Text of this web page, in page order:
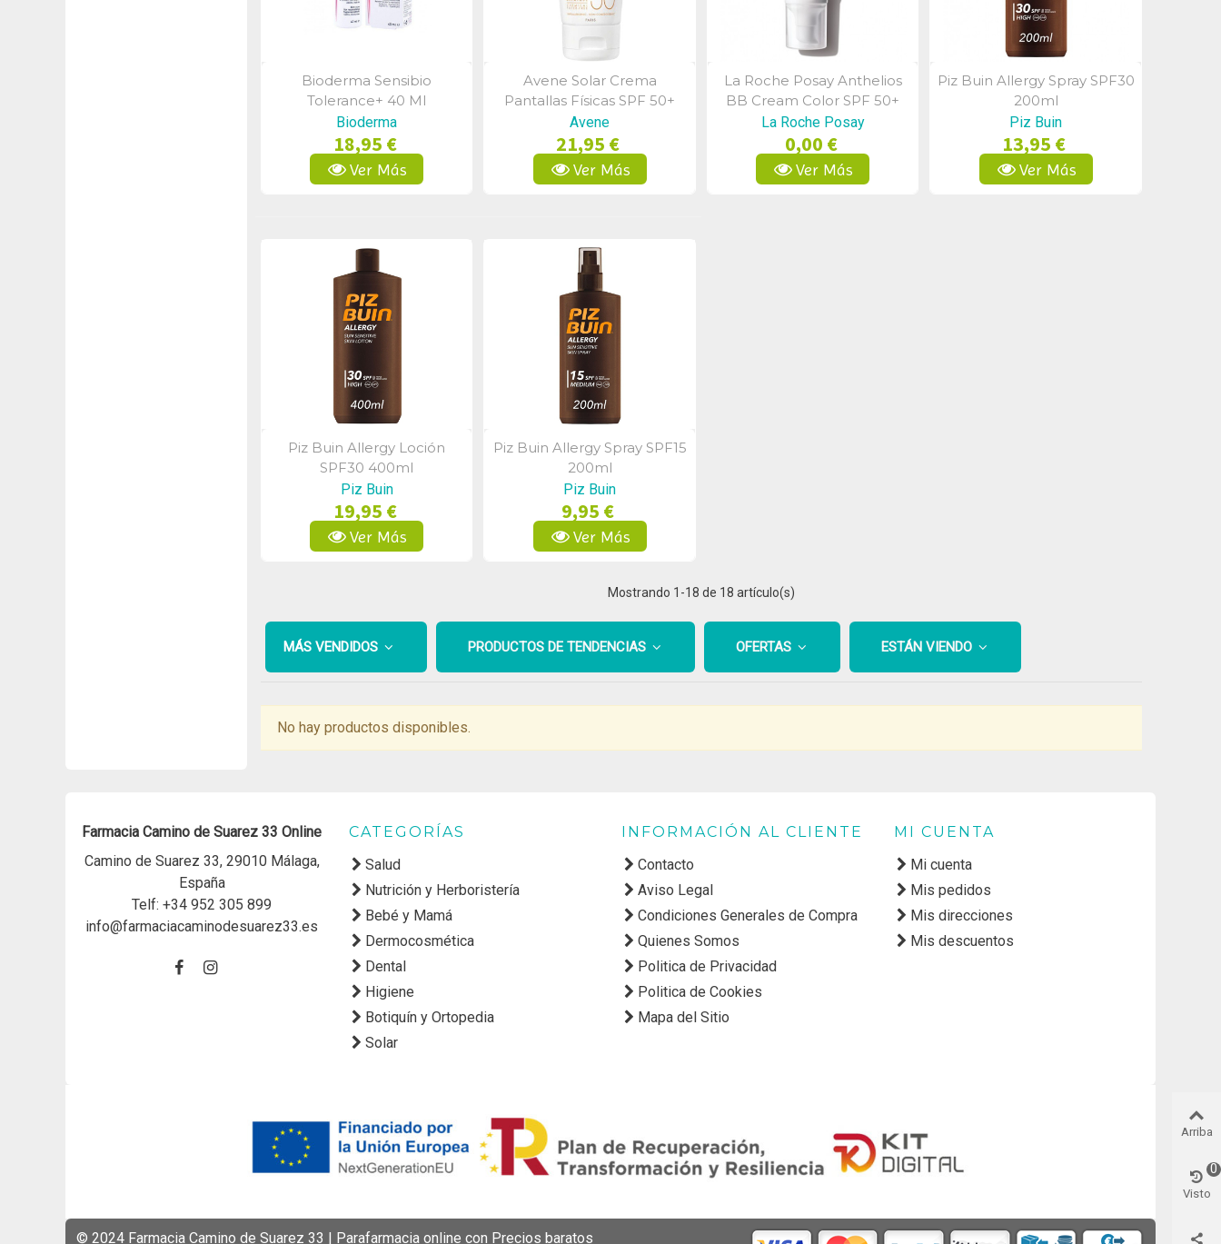
Vista Rápida
Bioderma Sensibio
Tolerance+ 40 Ml
Bioderma
18,95 €
Ver Más
Vista Rápida
Avene Solar Crema
Pantallas Físicas SPF 50+
50ml
Avene
21,95 €
Ver Más
Vista Rápida
La Roche Posay Anthelios
BB Cream Color SPF 50+
50ml
La Roche Posay
0,00 €
Ver Más
Vista Rápida
Piz Buin Allergy Spray SPF30
200ml
Piz Buin
13,95 €
Ver Más
Vista Rápida
Piz Buin Allergy Loción
SPF30 400ml
Piz Buin
19,95 €
Ver Más
Vista Rápida
Piz Buin Allergy Spray SPF15
200ml
Piz Buin
9,95 €
Ver Más
Mostrando 1 -18 de 18 artículo(s)
MÁS VENDIDOS PRODUCTOS DE TENDENCIAS OFERTAS ESTÁN VIENDO
No hay productos disponibles.
Farmacia Camino de Suarez 33 Online
Camino de Suarez 33, 29010 Málaga,
España
Telf: +34 952 305 899
info@farmaciacaminodesuarez33.es
CATEGORÍAS
Salud
Nutrición y Herboristería
Bebé y Mamá
Dermocosmética
Dental
Higiene
Botiquín y Ortopedia
Solar
INFORMACIÓN AL CLIENTE
Contacto
Aviso Legal
Condiciones Generales de Compra
Quienes Somos
Politica de Privacidad
Politica de Cookies
Mapa del Sitio
MI CUENTA
Mi cuenta
Mis pedidos
Mis direcciones
Mis descuentos
© 2024 Farmacia Camino de Suarez 33 | Parafarmacia online con Precios baratos
Arriba
Visto
0